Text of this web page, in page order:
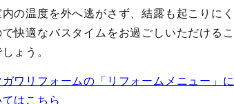
の温度を外へ逃がさず、結露も起こりにく
で快適なバスタイムをお過ごしいただけるこ
ょう。
ガワリフォームの「リフォームメニュー」に
はこちら